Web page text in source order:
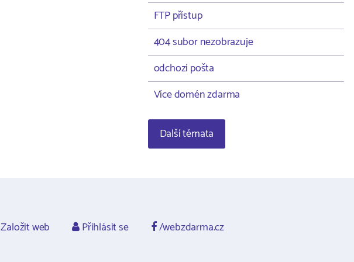
FTP přístup
404 subor nezobrazuje
odchozí pošta
Více domén zdarma
Další témata
Založit web Přihlásit se /webzdarma.cz